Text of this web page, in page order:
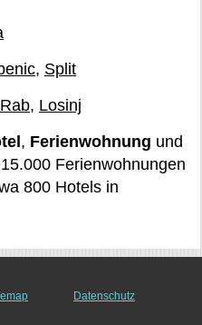
, Split
Rab, Losinj
, Ferienwohnung und
Ferienwohnungen
800 Hotels in
Datenschutz